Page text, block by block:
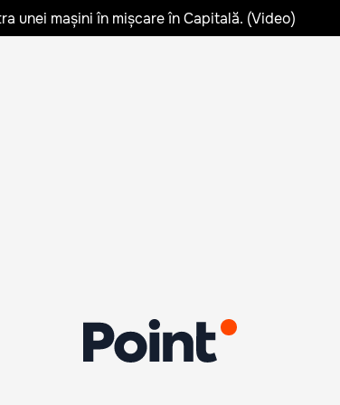
unei mașini în mișcare în Capitală. (Video)